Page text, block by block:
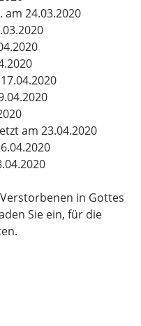
am 24.03.2020
am 23.04.2020
in Gottes
Sie ein, für die